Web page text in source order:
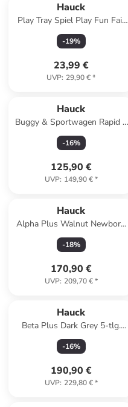
Hauck
Play Tray Spiel Play Fun Fair
S in braun,bunt
-19%
23,99 €
UVP: 29,90 €*
Hauck
Buggy & Sportwagen Rapid 4
(bis 25 kg) in schwarz
-16%
125,90 €
UVP: 149,90 €*
Hauck
Alpha Plus Walnut Newborn
Set - 4-tlg. in braun,beige
-18%
170,90 €
UVP: 209,70 €*
Hauck
Beta Plus Dark Grey 5-tlg.
Newborn Set in grau
-16%
190,90 €
UVP: 229,80 €*